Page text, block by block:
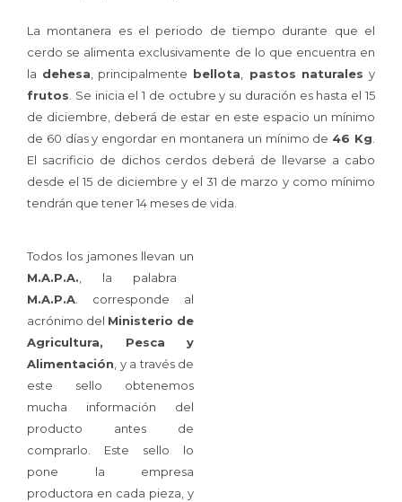
La montanera es el periodo de tiempo durante que el
cerdo se alimenta exclusivamente de lo que encuentra en
la dehesa , principalmente bellota pastos naturales y
frutos . Se inicia el 1 de octubre y su duración es hasta el 15
de diciembre, deberá de estar en este espacio un mínimo
de 60 días y engordar en montanera un mínimo de 46 Kg
El sacrificio de dichos cerdos deberá de llevarse a cabo
desde el 15 de diciembre y el 31 de marzo y como mínimo
tendrán que tener 14 meses de vida.
Todos los jamones llevan un
M.A.P.A. , la palabra
M.A.P.A. corresponde al
acrónimo del Ministerio de
Agricultura, Pesca y
Alimentación , y a través de
este sello obtenemos
mucha información del
producto antes de
comprarlo. Este sello lo
pone la empresa
productora en cada pieza, y